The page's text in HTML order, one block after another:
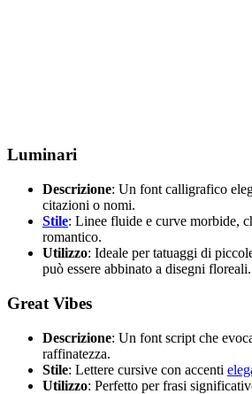
Luminari
Descrizione: Un font calligrafico
citazioni o nomi.
Stile: Linee fluide e curve morbide,
romantico.
Utilizzo: Ideale per tatuaggi di
può essere abbinato a disegni floreali.
Great Vibes
Descrizione: Un font script che
raffinatezza.
Stile: Lettere cursive con accenti
Utilizzo: Perfetto per frasi